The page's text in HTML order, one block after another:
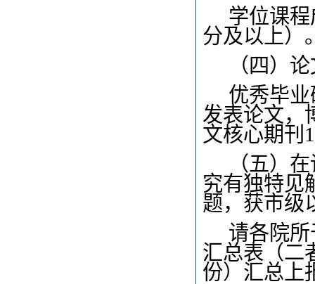
学位课
分及以上）
（四）
优秀毕
发表论文，
文核心期刊
（五）
究有独特见
题，获市级
请各院所
汇总表（二
份）汇总上